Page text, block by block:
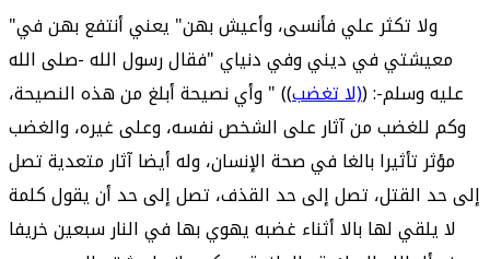
"ولا تكثر علي فأنسى، وأعيش بهن" يعني أنتفع بهن في
معيشتي في ديني وفي دنياي "فقال رسول الله -صلى الله
عليه وسلم-: ((لا تغضب)) " وأي نصيحة أبلغ من هذه النصيحة،
وكم للغضب من آثار على الشخص نفسه، وعلى غيره، والغضب
مؤثر تأثيرا بالغا في صحة الإنسان، وله أيضا آثار متعدية تصل
إلى حد القتل، تصل إلى حد القذف، تصل إلى حد أن يقول كلمة
لا يلقي لها بالا أثناء غضبه يهوي بها في النار سبعين خريفا